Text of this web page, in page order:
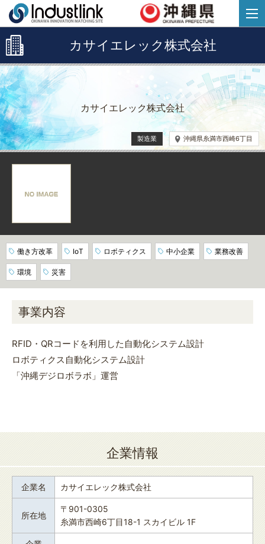
カサイエレック株式会社
カサイエレック株式会社
製造業 沖縄県糸満市西崎6丁目
働き方改革 IoT ロボティクス 中小企業 業務改善
環境 災害
事業内容
RFID・QRコードを利用した自動化システム設計
ロボティクス自動化システム設計
「沖縄デジロボラボ」運営
企業情報
企業名 カサイエレック株式会社
所在地
〒901-0305
糸満市西崎6丁目18-1 スカイビル 1F